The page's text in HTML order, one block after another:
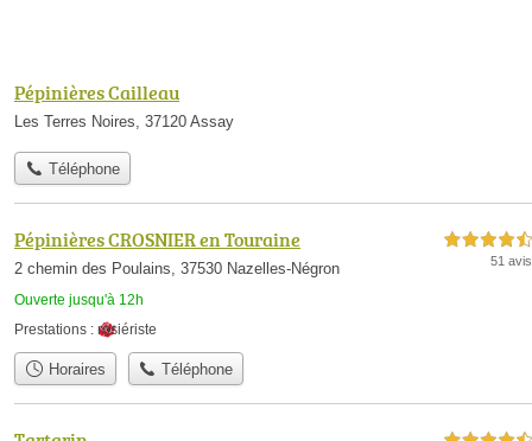
Pépinières Cailleau
Les Terres Noires, 37120 Assay
Téléphone
Pépinières CROSNIER en Touraine
2 chemin des Poulains, 37530 Nazelles-Négron
Ouverte jusqu'à 12h
4,5 étoiles sur 5
51 avis
Prestations : rosiériste
Horaires Téléphone